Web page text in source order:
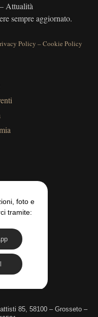
Attualità
sempre aggiornato.
Policy –Cookie Policy
foto e
tramite:
85, 58100 – Grosseto –